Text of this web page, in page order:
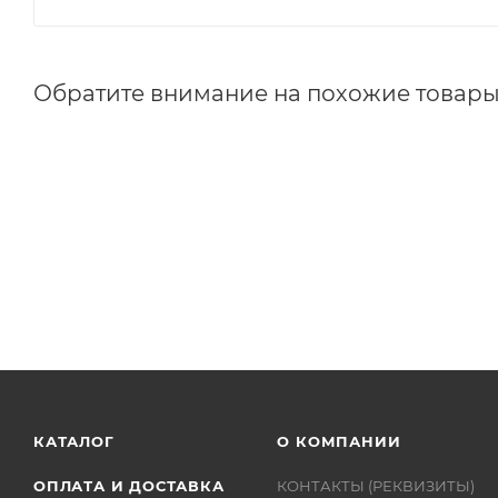
Обратите внимание на похожие
КАТАЛОГ
ОПЛАТА И ДОСТАВКА
О КОМПАНИИ
КОНТАКТЫ (РЕКВИЗИТЫ)